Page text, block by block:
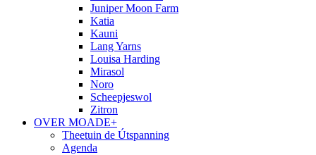
Juniper Moon Farm
Katia
Kauni
Lang Yarns
Louisa Harding
Mirasol
Noro
Scheepjeswol
Zitron
OVER MOADE+
Theetuin de Útspanning
Agenda